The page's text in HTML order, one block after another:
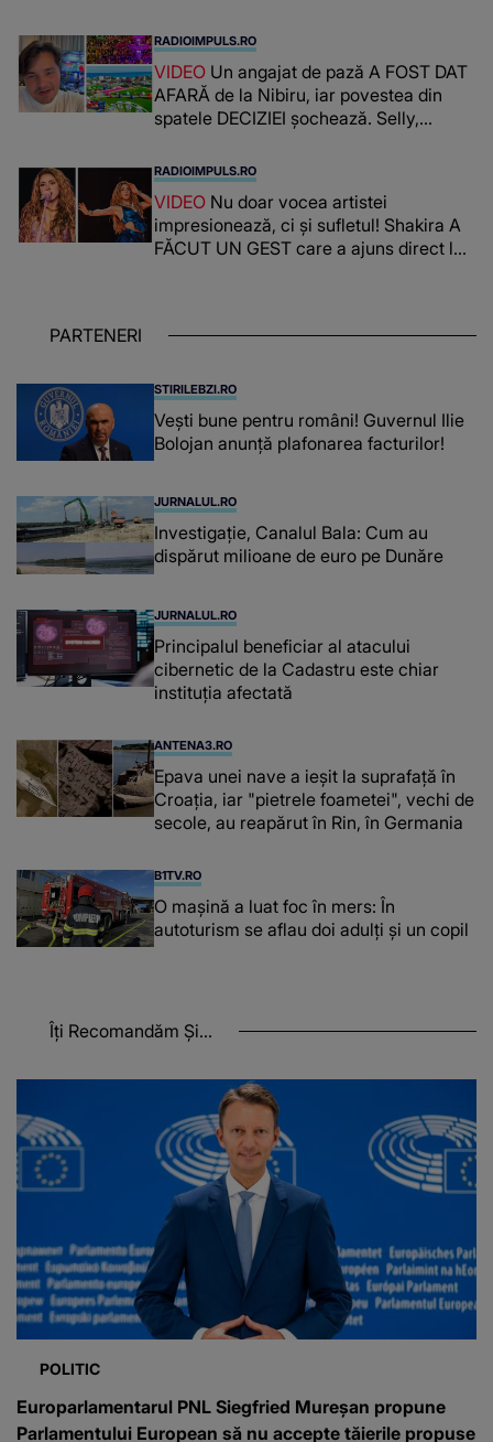
RADIOIMPULS.RO
VIDEO Un angajat de pază A FOST DAT
AFARĂ de la Nibiru, iar povestea din
spatele DECIZIEI șochează. Selly,
CREDEA CĂ VA VEDEA AȘA CEVA: "Fix
în fața unui..."
RADIOIMPULS.RO
VIDEO Nu doar vocea artistei
impresionează, ci și sufletul! Shakira A
FĂCUT UN GEST care a ajuns direct la
așteptând oportunitatea
PARTENERI
STIRILEBZI.RO
Vești bune pentru români! Guvernul Ilie
Bolojan anunță plafonarea facturilor!
JURNALUL.RO
Investigație, Canalul Bala: Cum au
dispărut milioane de euro pe Dunăre
JURNALUL.RO
Principalul beneficiar al atacului
cibernetic de la Cadastru este chiar
instituţia afectată
ANTENA3.RO
Epava unei nave a ieșit la suprafață în
Croația, iar "pietrele foametei", vechi de
secole, au reapărut în Rin, în Germania
B1TV.RO
O maşină a luat foc în mers: În
autoturism se aflau doi adulți și un copil
Îți Recomandăm Și...
POLITIC
Europarlamentarul PNL Siegfried Mureșan propune
Parlamentului European să nu accepte tăierile propuse